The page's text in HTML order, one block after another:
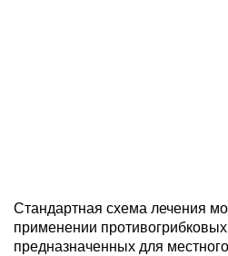
Стандартная схема лечения
применении
предназначенных для